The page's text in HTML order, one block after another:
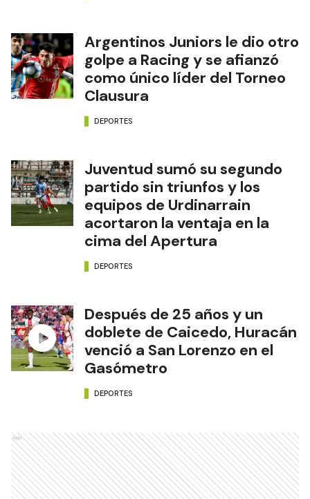
Argentinos Juniors le dio otro
golpe a Racing y se afianzó
como único líder del Torneo
Clausura
DEPORTES
Juventud sumó su segundo
partido sin triunfos y los
equipos de Urdinarrain
acortaron la ventaja en la
cima del Apertura
DEPORTES
Después de 25 años y un
doblete de Caicedo, Huracán
venció a San Lorenzo en el
Gasómetro
DEPORTES
Ads